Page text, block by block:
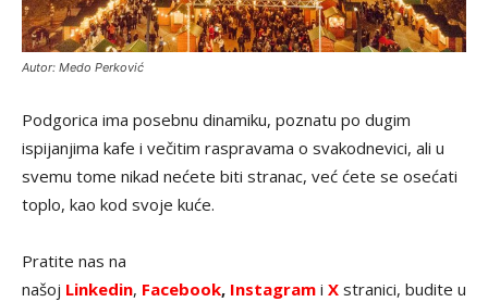
Autor: Medo Perković
Podgorica ima posebnu dinamiku, poznatu po dugim
ispijanjima kafe i večitim raspravama o svakodnevici, ali u
svemu tome nikad nećete biti stranac, već ćete se osećati
toplo, kao kod svoje kuće.
Pratite nas na
našoj Linkedin, Facebook, Instagram i X stranici, budite u